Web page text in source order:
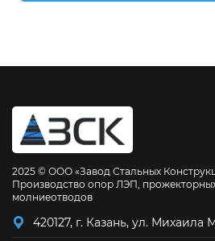
2025 © ООО «Завод Стальных
Производство опор ЛЭП,
молниеотводов
420127, г. Казань, ул. Михаила